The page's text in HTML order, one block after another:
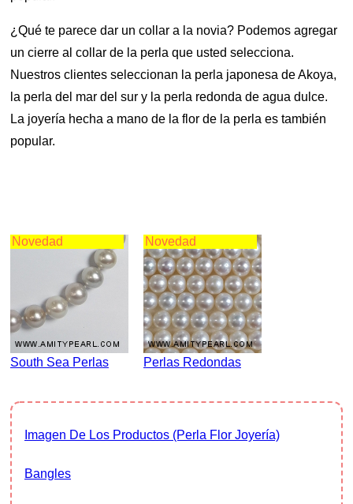
¿Qué te parece dar un collar a la novia? Podemos agregar
un cierre al collar de la perla que usted selecciona.
Nuestros clientes seleccionan la perla japonesa de Akoya,
la perla del mar del sur y la perla redonda de agua dulce.
La joyería hecha a mano de la flor de la perla es también
popular.
Novedad
South Sea Perlas
Novedad
Perlas Redondas
Imagen De Los Productos (Perla Flor Joyería)
Bangles